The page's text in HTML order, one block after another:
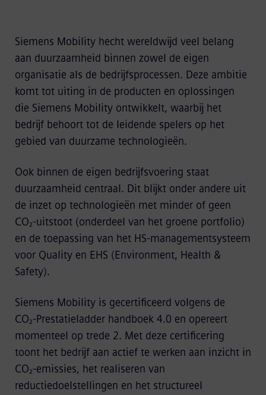
Siemens Mobility hecht wereldwijd veel belang
aan duurzaamheid binnen zowel de eigen
organisatie als de bedrijfsprocessen. Deze ambitie
komt tot uiting in de producten en oplossingen
die Siemens Mobility ontwikkelt, waarbij het
bedrijf behoort tot de leidende spelers op het
gebied van duurzame technologieën.
Ook binnen de eigen bedrijfsvoering staat
duurzaamheid centraal. Dit blijkt onder andere uit
de inzet op technologieën met minder of geen
CO₂‑uitstoot (onderdeel van het groene portfolio)
en de toepassing van het HS‑managementsysteem
voor Quality en EHS (Environment, Health &
Safety).
Siemens Mobility is gecertificeerd volgens de
CO₂‑Prestatieladder handboek 4.0 en opereert
momenteel op trede 2. Met deze certificering
toont het bedrijf aan actief te werken aan inzicht in
CO₂‑emissies, het realiseren van
reductiedoelstellingen en het structureel